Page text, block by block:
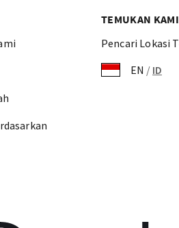
TEMUKAN KAMI
Pencari Lokasi
EN / ID